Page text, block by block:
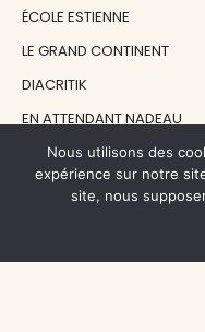
ÉCOLE ESTIENNE
LE GRAND CONTINENT
DIACRITIK
EN ATTENDANT NADEAU
NOS SOUTIENS
Nous utilisons des
expérience sur notre
site, nous